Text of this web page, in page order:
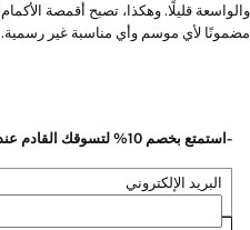
مضمونًا لأي موسم وأي مناسبة غير رسمية.
-استمتع بخصم 10% لتسوقك القادم عند اشتراكك في نشرتنا الاخبارية
البريد الإلكتروني